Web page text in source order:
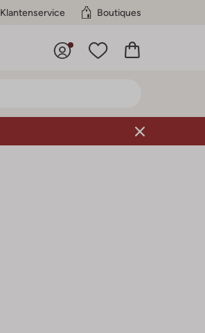
Klantenservice Boutiques